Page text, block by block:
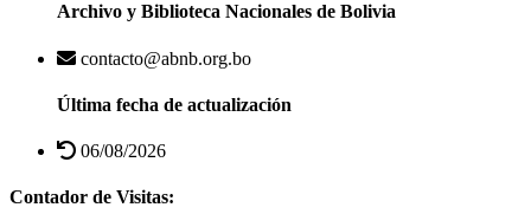
Archivo y Biblioteca Nacionales de Bolivia
contacto@abnb.org.bo
Última fecha de actualización
06/08/2026
Contador de Visitas: